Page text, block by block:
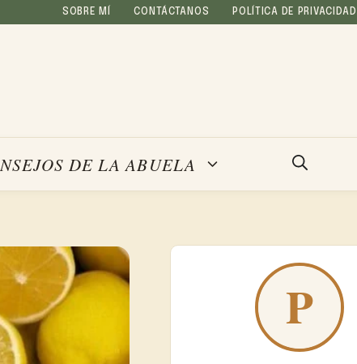
SOBRE MÍ CONTÁCTANOS POLÍTICA DE PRIVACIDAD
DE LA ABUELA